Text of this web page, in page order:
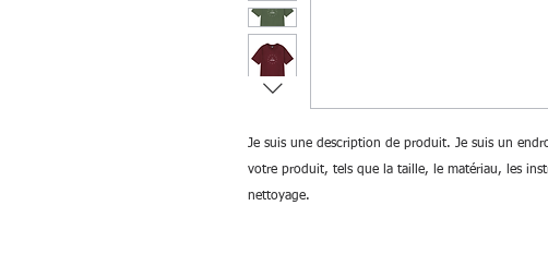
Je suis une description de produit. Je suis un
votre produit, tels que la taille, le matériau, les
nettoyage.